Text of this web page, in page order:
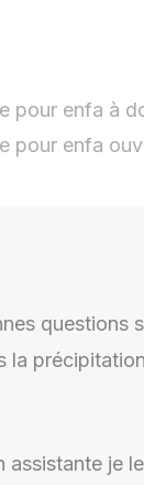
pour enfa à
pour enfa
questions
la
je